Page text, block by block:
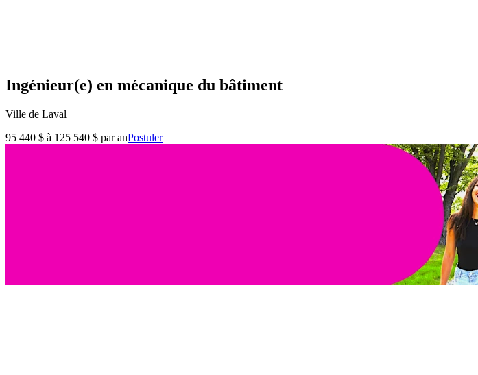
Ingénieur(e) en mécanique du bâtiment
Ville de Laval
95 440 $ à 125 540 $ par anPostuler